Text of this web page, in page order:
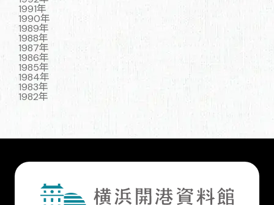
1991年
1990年
1989年
1988年
1987年
1986年
1985年
1984年
1983年
1982年